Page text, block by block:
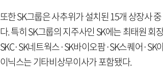
또한 SK그룹은 사추위가 설치된 15개 상장사
다. 특히 SK그룹의 지주사인 SK에는 최태원
SKC·SK네트웍스·SK바이오팜·SK스퀘어
이닉스는 기타비상무이사가 포함됐다.